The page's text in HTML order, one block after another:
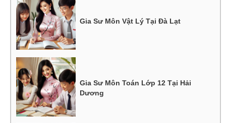
Gia Sư Môn Vật Lý Tại Đà Lạt
Gia Sư Môn Toán Lớp 12 Tại Hải
Dương